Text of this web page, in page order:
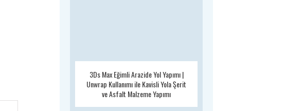
3Ds Max Eğimli Arazide Yol Yapımı |
Unwrap Kullanımı ile Kavisli Yola Şerit
ve Asfalt Malzeme Yapımı